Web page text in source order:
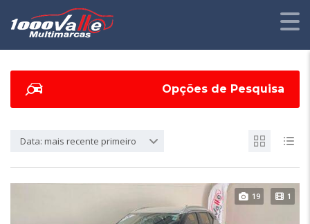
Opções de Pesquisa
Data: mais recente primeiro
19 1